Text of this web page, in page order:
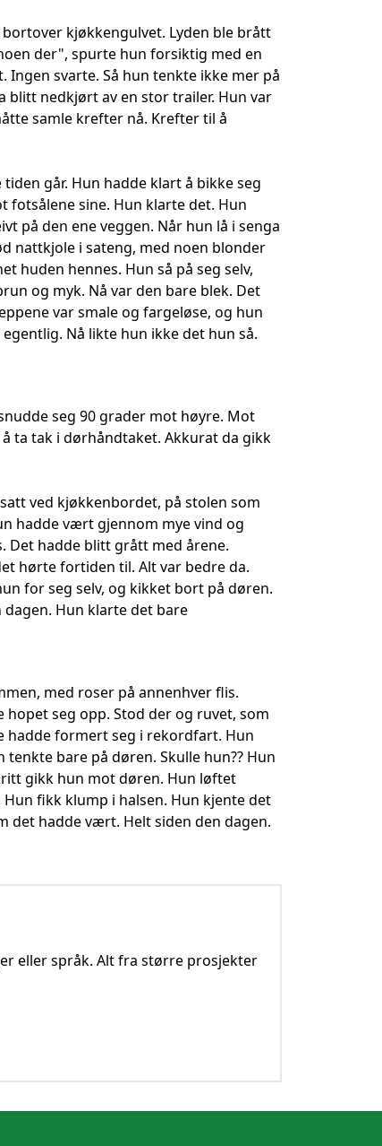
kjøkkengulvet. Lyden ble brått
der", spurte hun forsiktig med en
svarte. Så hun tenkte ikke mer på
blitt nedkjørt av en stor trailer. Hun var
samle krefter nå. Krefter til å
går. Hun hadde klart å bikke seg
fotsålene sine. Hun klarte det. Hun
på den ene veggen. Når hun lå i senga
nattkjole i sateng, med noen blonder
huden hennes. Hun så på seg selv,
og myk. Nå var den bare blek. Det
var smale og fargeløse, og hun
Nå likte hun ikke det hun så.
seg 90 grader mot høyre. Mot
ta tak i dørhåndtaket. Akkurat da gikk
ved kjøkkenbordet, på stolen som
hadde vært gjennom mye vind og
Det hadde blitt grått med årene.
hørte fortiden til. Alt var bedre da.
for seg selv, og kikket bort på døren.
Hun klarte det bare
med roser på annenhver flis.
hopet seg opp. Stod der og ruvet, som
hadde formert seg i rekordfart. Hun
bare på døren. Skulle hun?? Hun
gikk hun mot døren. Hun løftet
fikk klump i halsen. Hun kjente det
det hadde vært. Helt siden den dagen.
eller språk. Alt fra større prosjekter